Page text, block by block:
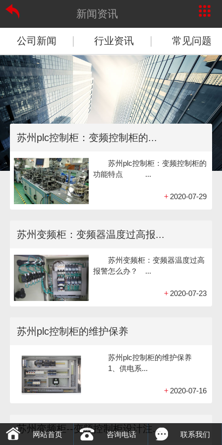
新闻资讯
公司新闻 | 行业资讯 | 常见问题
苏州plc控制柜：变频控制柜的...
苏州plc控制柜：变频控制柜的
功能特点 ...
+ 2020-07-29
苏州变频柜：变频器温度过高报...
苏州变频柜：变频器温度过高
报警怎么办？ ...
+ 2020-07-23
苏州plc控制柜的维护保养
苏州plc控制柜的维护保养
1、供电系...
+ 2020-07-16
苏州变频柜--变频控制柜设计注...
网站首页 咨询电话 联系我们